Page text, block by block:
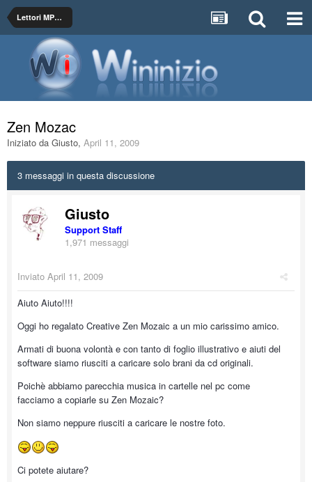
Lettori MP3, MP4
Zen Mozac
Iniziato da Giusto, April 11, 2009
3 messaggi in questa discussione
Giusto
Support Staff
1,971 messaggi
Inviato April 11, 2009
Aiuto Aiuto!!!!
Oggi ho regalato Creative Zen Mozaic a un mio carissimo amico.
Armati di buona volontà e con tanto di foglio illustrativo e aiuti del
software siamo riusciti a caricare solo brani da cd originali.
Poichè abbiamo parecchia musica in cartelle nel pc come
facciamo a copiarle su Zen Mozaic?
Non siamo neppure riusciti a caricare le nostre foto.
Ci potete aiutare?